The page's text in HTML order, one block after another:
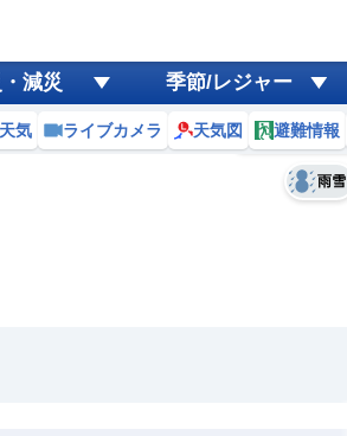
減災 季節/レジャー
気 ライブカメラ 天気図 避難情報
雨雪
予報士コメント
黄砂
天気 台風